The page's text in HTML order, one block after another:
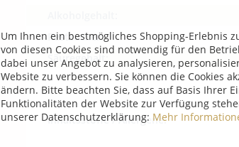
Restzucker:
Säuregehalt:
Inhaltsstoffe / Allergene:
Um Ihnen ein bestmögliches Shopping-Erlebnis
von diesen Cookies sind notwendig für den
dabei unser Angebot zu analysieren,
Website zu verbessern. Sie können die Cookies
ändern. Bitte beachten Sie, dass auf Basis Ihrer
Funktionalitäten der Website zur Verfügung
unserer Datenschutzerklärung: Mehr